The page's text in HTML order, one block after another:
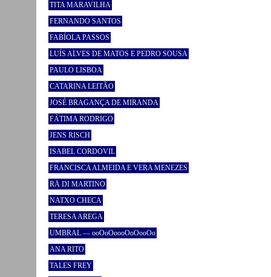
TITA MARAVILHA
FERNANDO SANTOS
FABÍOLA PASSOS
LUÍS ALVES DE MATOS E PEDRO SOUSA
PAULO LISBOA
CATARINA LEITÃO
JOSÉ BRAGANÇA DE MIRANDA
FÁTIMA RODRIGO
JENS RISCH
ISABEL CORDOVIL
FRANCISCA ALMEIDA E VERA MENEZES
RÄ DI MARTINO
NATXO CHECA
TERESA AREGA
UMBRAL — ooOoOoooOoOooOo
ANA RITO
TALES FREY